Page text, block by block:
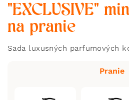
"EXCLUSIVE"
na pranie
Sada luxusných parfumových
Pranie